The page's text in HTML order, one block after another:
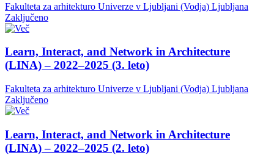
Fakulteta za arhitekturo Univerze v Ljubljani (Vodja) Ljubljana
Zaključeno
Learn, Interact, and Network in Architecture
(LINA) – 2022–2025 (3. leto)
Fakulteta za arhitekturo Univerze v Ljubljani (Vodja) Ljubljana
Zaključeno
Learn, Interact, and Network in Architecture
(LINA) – 2022–2025 (2. leto)